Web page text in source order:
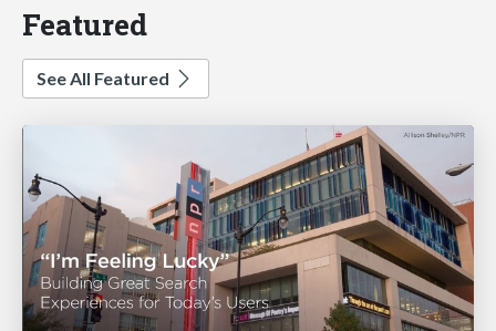
Featured
See All Featured